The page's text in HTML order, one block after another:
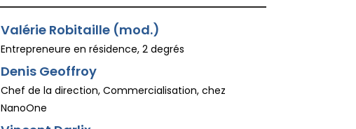
Valérie Robitaille (mod.)
Entrepreneure en résidence, 2 degrés
Denis Geoffroy
Chef de la direction, Commercialisation, chez
NanoOne